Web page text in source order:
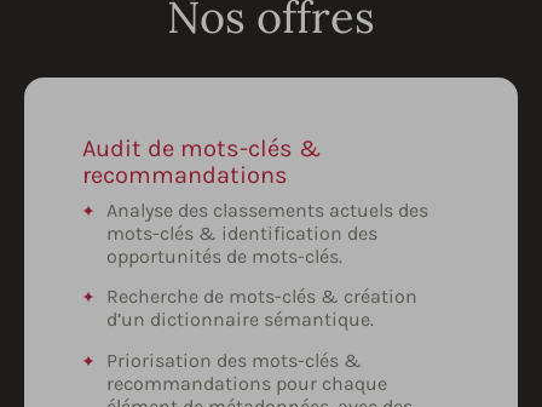
Nos offres
Audit de mots-clés &
recommandations
Analyse des classements actuels des
mots-clés & identification des
opportunités de mots-clés.
Recherche de mots-clés & création
d’un dictionnaire sémantique.
Priorisation des mots-clés &
recommandations pour chaque